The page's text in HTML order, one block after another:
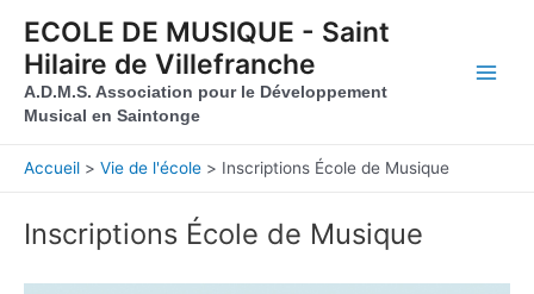
ECOLE DE MUSIQUE - Saint
Hilaire de Villefranche
A.D.M.S. Association pour le Développement
Musical en Saintonge
Accueil Vie de l'école Inscriptions École de Musique
Inscriptions École de Musique